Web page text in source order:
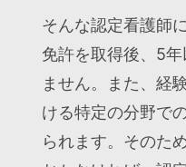
そんな認定看護師
免許を取得後、5
ません。また、経
ける特定の分野で
られます。そのた